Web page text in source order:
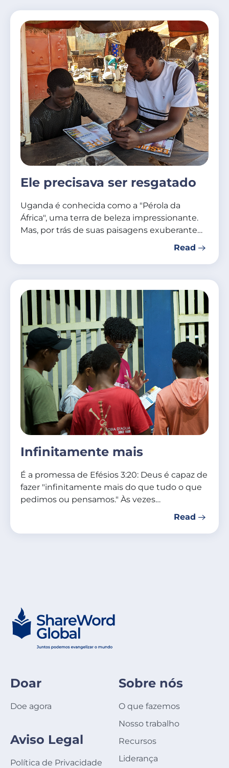
Ele precisava ser resgatado
Uganda é conhecida como a "Pérola da
África", uma terra de beleza impressionante.
Mas, por trás de suas paisagens exuberante…
Read
Infinitamente mais
É a promessa de Efésios 3:20: Deus é capaz de
fazer "infinitamente mais do que tudo o que
pedimos ou pensamos." Às vezes…
Read
Doar
Doe agora
Aviso Legal
Política de Privacidade
Sobre nós
O que fazemos
Nosso trabalho
Recursos
Liderança